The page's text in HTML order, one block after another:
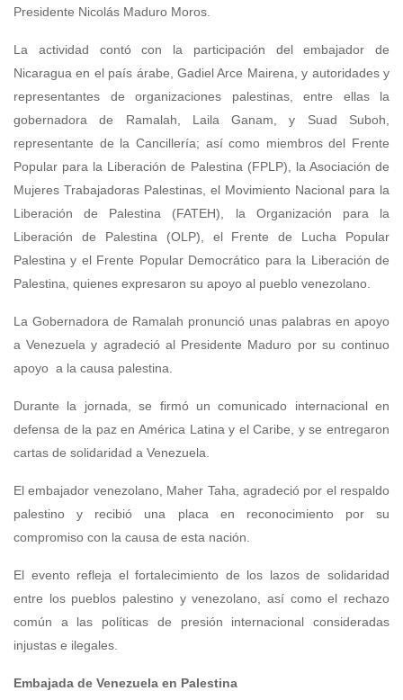
Presidente Nicolás Maduro Moros.
La actividad contó con la participación del embajador de
Nicaragua en el país árabe, Gadiel Arce Mairena, y autoridades y
representantes de organizaciones palestinas, entre ellas la
gobernadora de Ramalah, Laila Ganam, y Suad Suboh,
representante de la Cancillería; así como miembros del Frente
Popular para la Liberación de Palestina (FPLP), la Asociación de
Mujeres Trabajadoras Palestinas, el Movimiento Nacional para la
Liberación de Palestina (FATEH), la Organización para la
Liberación de Palestina (OLP), el Frente de Lucha Popular
Palestina y el Frente Popular Democrático para la Liberación de
Palestina, quienes expresaron su apoyo al pueblo venezolano.
La Gobernadora de Ramalah pronunció unas palabras en apoyo
a Venezuela y agradeció al Presidente Maduro por su continuo
apoyo a la causa palestina.
Durante la jornada, se firmó un comunicado internacional en
defensa de la paz en América Latina y el Caribe, y se entregaron
cartas de solidaridad a Venezuela.
El embajador venezolano, Maher Taha, agradeció por el respaldo
palestino y recibió una placa en reconocimiento por su
compromiso con la causa de esta nación.
El evento refleja el fortalecimiento de los lazos de solidaridad
entre los pueblos palestino y venezolano, así como el rechazo
común a las políticas de presión internacional consideradas
injustas e ilegales.
Embajada de Venezuela en Palestina